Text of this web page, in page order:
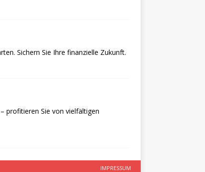
Sichern Sie Ihre finanzielle Zukunft.
profitieren Sie von vielfältigen
IMPRESSUM